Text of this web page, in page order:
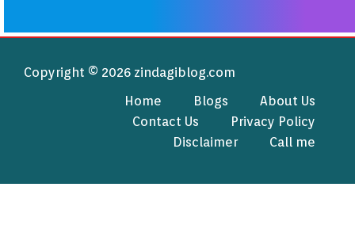
Copyright © 2026 zindagiblog.com
Home
Blogs
About Us
Contact Us
Privacy Policy
Disclaimer
Call me